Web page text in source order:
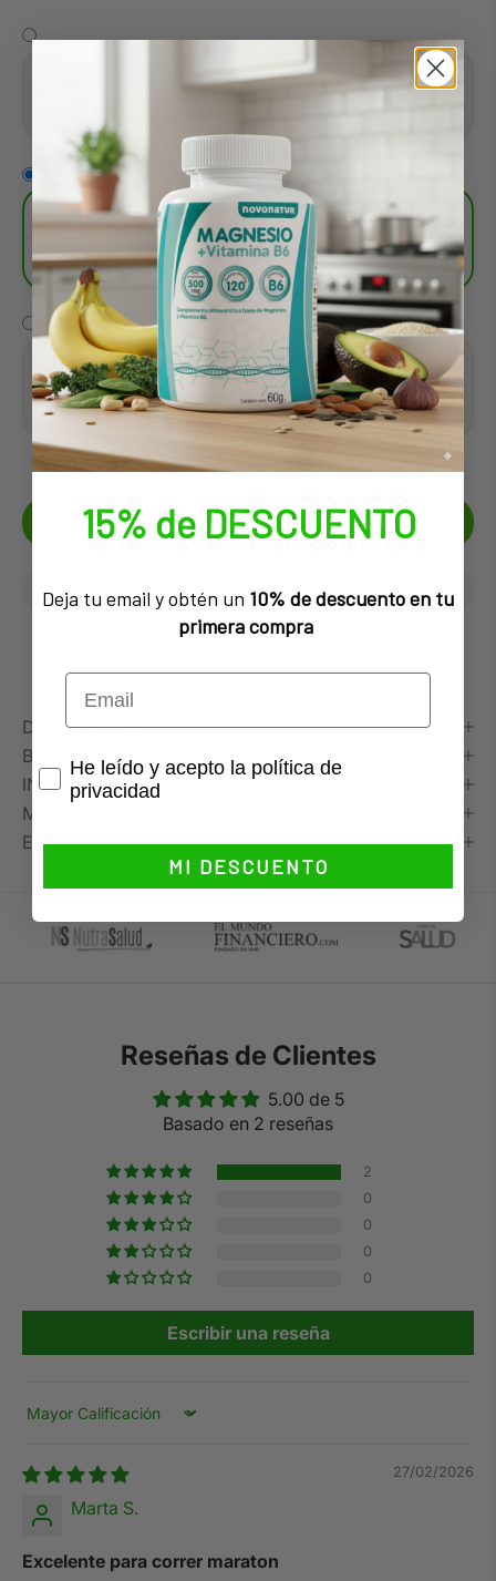
¡Compra 2 y obtén 1 gratis! €43,90
€65,85
¡Compra 3 y obtén 2 gratis!
Mayor Ahorro
€65,85
€109,75
FØJ TIL INDKØBSKURV
DESCRIPCIÓN
BENEFICIOS
INGREDIENTES
MODO DE EMPLEO y advertencias
ENVIO Y DEVOLUCIONES
Reseñas de Clientes
5.00 de 5
Basado en 2 reseñas
2
0
0
0
0
Escribir una reseña
Sort by
27/02/2026
Marta S.
Excelente para correr maraton
15% de DESCUENTO
Deja tu email y obtén un 10% de descuento en tu
primera compra
Privacidad
He leído y acepto la política de
privacidad
MI DESCUENTO